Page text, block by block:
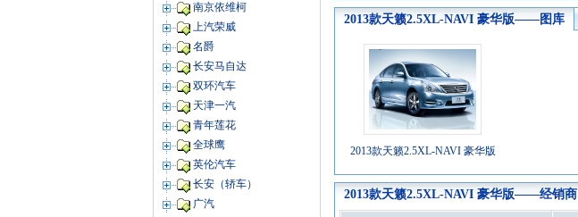
2013款天籁2.5XL-NAVI 豪华版——图库
2013款天籁2.5XL-NAVI 豪华版
2013款天籁2.5XL-NAVI 豪华版——经销商
南京依维柯
上汽荣威
名爵
长安马自达
双环汽车
天津一汽
青年莲花
全球鹰
英伦汽车
长安（轿车）
广汽